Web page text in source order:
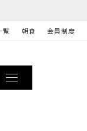
覧 朝食 会員制度